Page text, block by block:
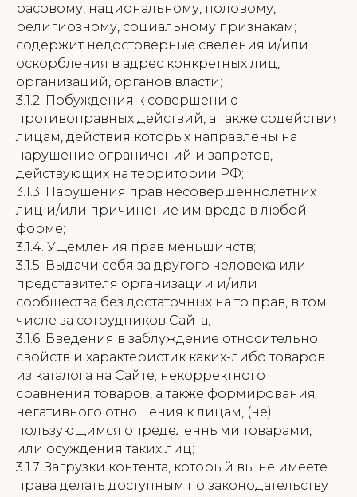
расовому, национальному, половому,
религиозному, социальному признакам;
содержит недостоверные сведения и/или
оскорбления в адрес конкретных лиц,
организаций, органов власти;
3.1.2. Побуждения к совершению
противоправных действий, а также содействия
лицам, действия которых направлены на
нарушение ограничений и запретов,
действующих на территории РФ;
3.1.3. Нарушения прав несовершеннолетних
лиц и/или причинение им вреда в любой
форме;
3.1.4. Ущемления прав меньшинств;
3.1.5. Выдачи себя за другого человека или
представителя организации и/или
сообщества без достаточных на то прав, в том
числе за сотрудников Сайта;
3.1.6. Введения в заблуждение относительно
свойств и характеристик каких-либо товаров
из каталога на Сайте; некорректного
сравнения товаров, а также формирования
негативного отношения к лицам, (не)
пользующимся определенными товарами,
или осуждения таких лиц;
3.1.7. Загрузки контента, который вы не имеете
права делать доступным по законодательству